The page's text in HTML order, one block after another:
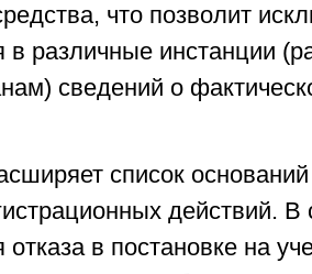
что позволит
в различные инстанции
сведений о
список
действий. В
в постановке на